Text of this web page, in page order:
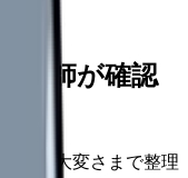
護師が確認
直な大変さまで整理